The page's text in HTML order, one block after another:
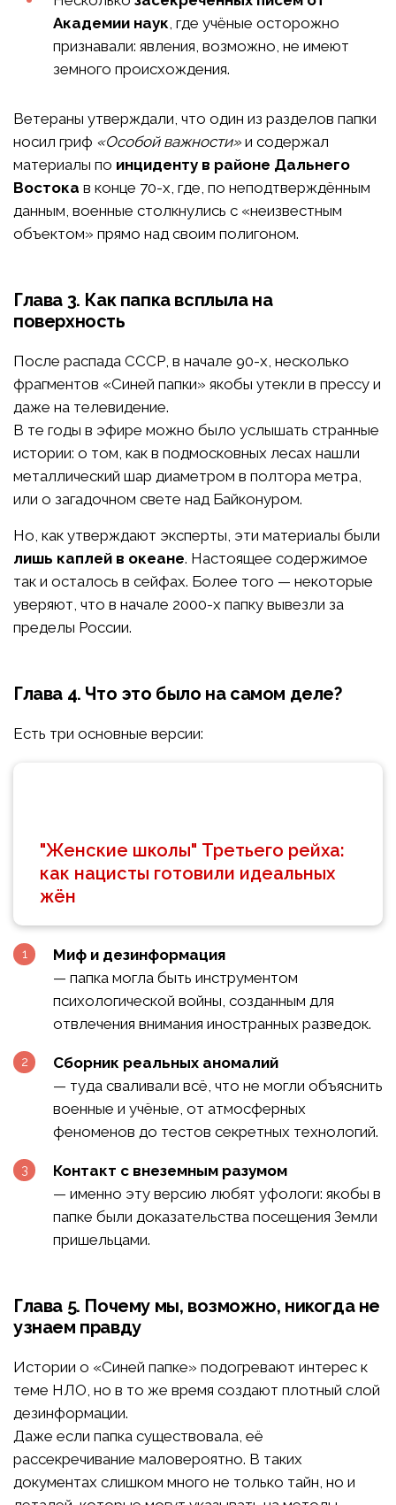
Академии наук, где учёные осторожно
признавали: явления, возможно, не имеют
земного происхождения.
Ветераны утверждали, что один из разделов папки
носил гриф «Особой важности»и содержал
материалы по инциденту в районе Дальнего
Востока в конце 70-х, где, по неподтверждённым
данным, военные столкнулись с «неизвестным
объектом» прямо над своим полигоном.
Глава 3. Как папка всплыла на
поверхность
После распада СССР, в начале 90-х, несколько
фрагментов «Синей папки» якобы утекли в прессу и
даже на телевидение.
В те годы в эфире можно было услышать странные
истории: о том, как в подмосковных лесах нашли
металлический шар диаметром в полтора метра,
или о загадочном свете над Байконуром.
Но, как утверждают эксперты, эти материалы были
лишь каплей в океане. Настоящее содержимое
так и осталось в сейфах. Более того — некоторые
уверяют, что в начале 2000-х папку вывезли за
пределы России.
Глава 4. Что это было на самом деле?
Есть три основные версии:
"Женские школы" Третьего рейха:
как нацисты готовили идеальных
жён
Миф и дезинформация
— папка могла быть инструментом
психологической войны, созданным для
отвлечения внимания иностранных разведок.
Сборник реальных аномалий
— туда сваливали всё, что не могли объяснить
военные и учёные, от атмосферных
феноменов до тестов секретных технологий.
Контакт с внеземным разумом
— именно эту версию любят уфологи: якобы в
папке были доказательства посещения Земли
пришельцами.
Глава 5. Почему мы, возможно, никогда не
узнаем правду
Истории о «Синей папке» подогревают интерес к
теме НЛО, но в то же время создают плотный слой
дезинформации.
Даже если папка существовала, её
рассекречивание маловероятно. В таких
документах слишком много не только тайн, но и